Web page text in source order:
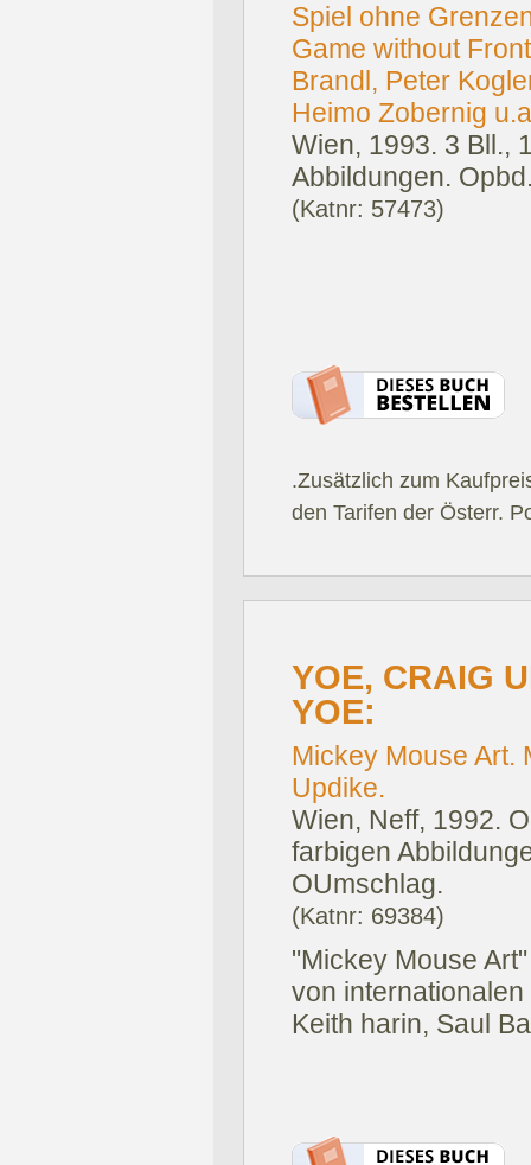
Spiel ohne
Game without
Brandl, Peter
Heimo Zobernig
Wien, 1993. 3 Bll.,
Abbildungen.
(Katnr: 57473)
.Zusätzlich zum
den Tarifen der Österr.
YOE, CRAIG
YOE:
Mickey Mouse Art.
Updike.
Wien, Neff, 1992.
farbigen
OUmschlag.
(Katnr: 69384)
"Mickey Mouse
von
Keith harin, Saul